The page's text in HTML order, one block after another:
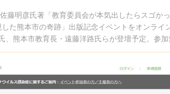
藤明彦氏著「教育委員会が本気出したらスゴか
た熊本市の奇跡」出版記念イベントをオンライ
、熊本市教育長・遠藤洋路氏らが登壇予定。参加